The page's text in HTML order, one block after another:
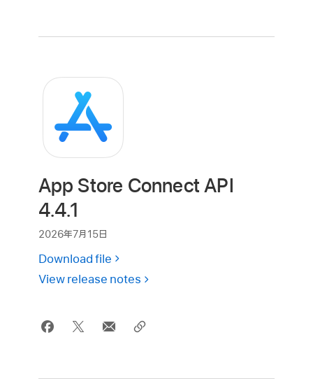
App Store Connect API
4.4.1
2026年7月15日
Download file
View release notes